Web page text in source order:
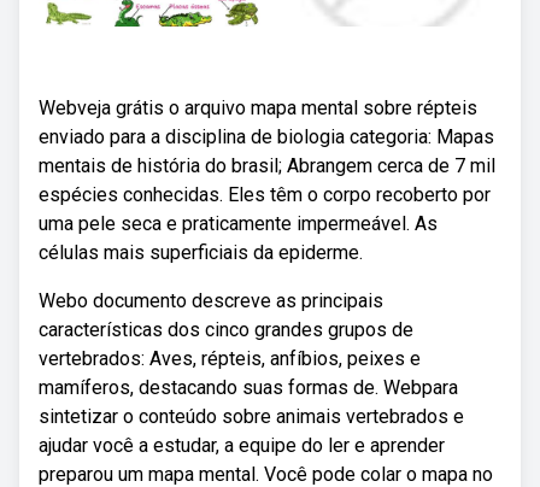
Webveja grátis o arquivo mapa mental sobre répteis
enviado para a disciplina de biologia categoria: Mapas
mentais de história do brasil; Abrangem cerca de 7 mil
espécies conhecidas. Eles têm o corpo recoberto por
uma pele seca e praticamente impermeável. As
células mais superficiais da epiderme.
Webo documento descreve as principais
características dos cinco grandes grupos de
vertebrados: Aves, répteis, anfíbios, peixes e
mamíferos, destacando suas formas de. Webpara
sintetizar o conteúdo sobre animais vertebrados e
ajudar você a estudar, a equipe do ler e aprender
preparou um mapa mental. Você pode colar o mapa no